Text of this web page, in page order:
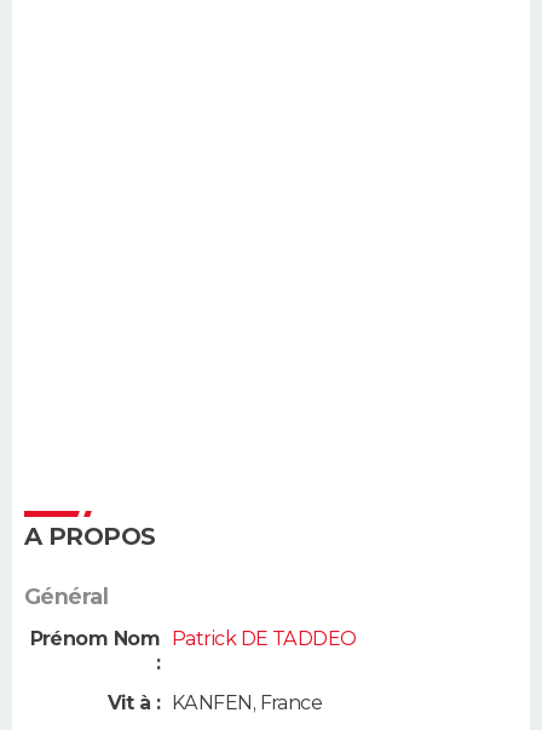
A PROPOS
Général
Prénom Nom
:
Patrick DE TADDEO
Vit à : KANFEN, France